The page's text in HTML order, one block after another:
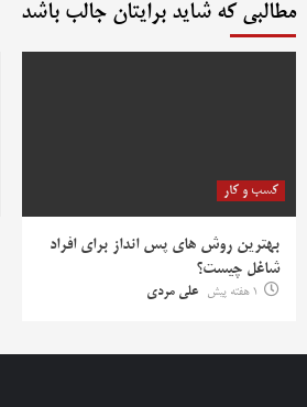
مطالبی که شاید برایتان جالب باشد
کسب و کار
بهترین روش‌ های پس‌ انداز برای افراد
شاغل چیست؟
1 هفته پیش علی مردی